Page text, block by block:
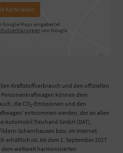
Karte laden
Google Maps eingebettet.
von Google.
Kraftstoffverbrauch und den offiziellen
können dem
die CO2-Emissionen und den
entnommen werden, der an allen
Automobil Treuhand GmbH (DAT),
Scharnhausen bzw. im Internet
ist. Ab dem 1. September 2017
weltweit harmonisierten